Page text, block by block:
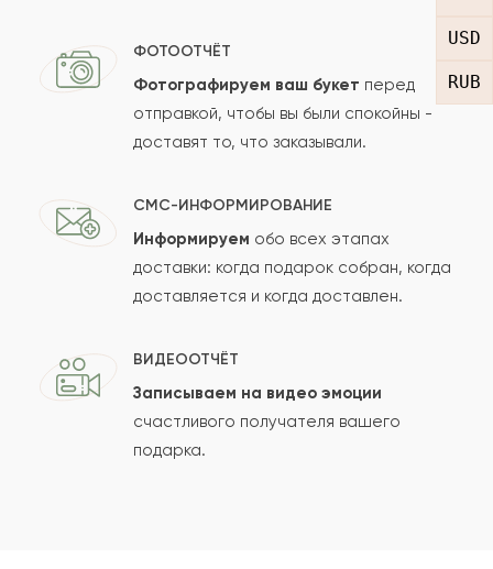
USD
RUB
Ваш e-mail
Рейтинг:
ФОТООТЧЁТ
Фотографируем ваш букет перед
отправкой, чтобы вы были спокойны -
доставят то, что заказывали.
СМС-ИНФОРМИРОВАНИЕ
Информируем обо всех этапах
доставки: когда подарок собран, когда
доставляется и когда доставлен.
ВИДЕООТЧЁТ
Записываем на видео эмоции
счастливого получателя вашего
подарка.